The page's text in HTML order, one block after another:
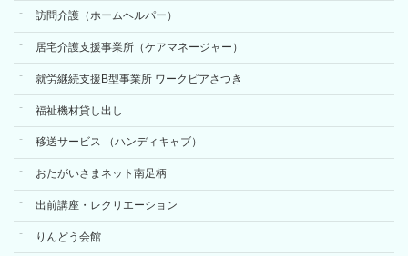
訪問介護（ホームヘルパー）
居宅介護支援事業所（ケアマネージャー）
就労継続支援B型事業所 ワークピアさつき
福祉機材貸し出し
移送サービス （ハンディキャブ）
おたがいさまネット南足柄
出前講座・レクリエーション
りんどう会館